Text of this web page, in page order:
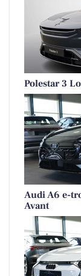
Polestar 3
Audi A6 e-
Avant